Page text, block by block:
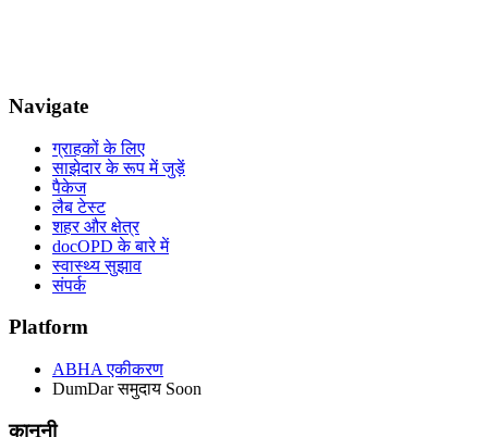
Navigate
ग्राहकों के लिए
साझेदार के रूप में जुड़ें
पैकेज
लैब टेस्ट
शहर और क्षेत्र
docOPD के बारे में
स्वास्थ्य सुझाव
संपर्क
Platform
ABHA एकीकरण
DumDar समुदाय Soon
कानूनी